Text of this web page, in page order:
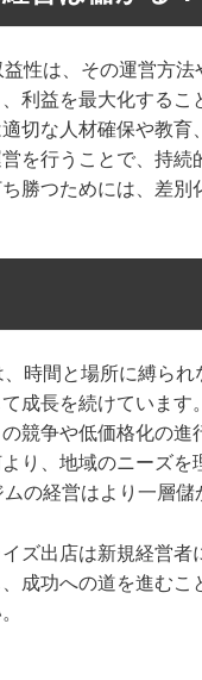
性は、その運営方
利益を最大化する
切な人材確保や教
を行うことで、持
勝つためには、差
時間と場所に縛ら
成長を続けていま
競争や低価格化の
り、地域のニーズ
の経営はより一層
ズ出店は新規経営
成功への道を進む